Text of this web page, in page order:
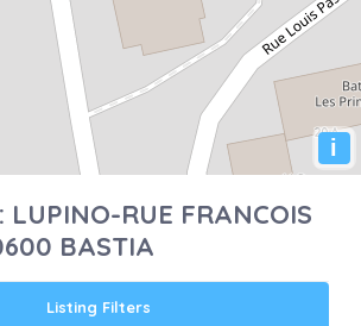
i
LUPINO-RUE FRANCOIS
BASTIA
Listing Filters